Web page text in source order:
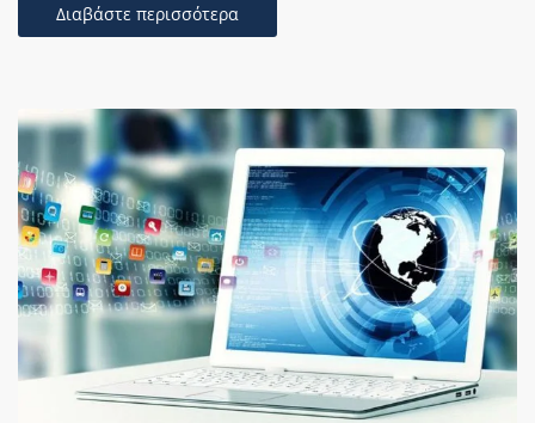
Διαβάστε περισσότερα